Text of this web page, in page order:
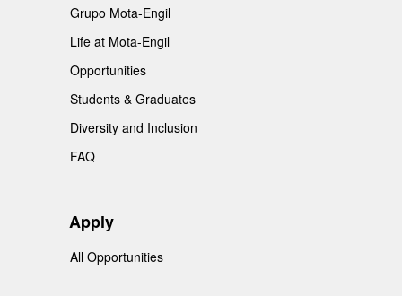
Grupo Mota-Engil
Life at Mota-Engil
Opportunities
Students & Graduates
Diversity and Inclusion
FAQ
Apply
All Opportunities